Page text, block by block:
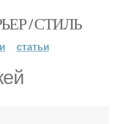
/ СТИЛЬ
статьи